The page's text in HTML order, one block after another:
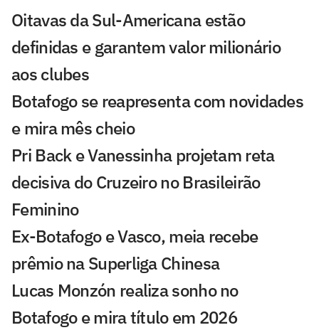
Oitavas da Sul-Americana estão
definidas e garantem valor milionário
aos clubes
Botafogo se reapresenta com novidades
e mira mês cheio
Pri Back e Vanessinha projetam reta
decisiva do Cruzeiro no Brasileirão
Feminino
Ex-Botafogo e Vasco, meia recebe
prêmio na Superliga Chinesa
Lucas Monzón realiza sonho no
Botafogo e mira título em 2026